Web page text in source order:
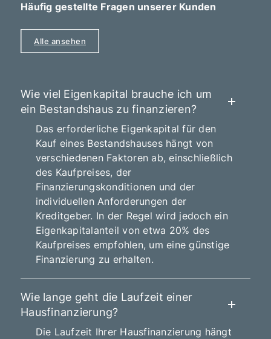
Häufig gestellte Fragen unserer Kunden
Alle ansehen
Wie viel Eigenkapital brauche ich um
ein Bestandshaus zu finanzieren?
Das erforderliche Eigenkapital für den
Kauf eines Bestandshauses hängt von
verschiedenen Faktoren ab, einschließlich
des Kaufpreises, der
Finanzierungskonditionen und der
individuellen Anforderungen der
Kreditgeber. In der Regel wird jedoch ein
Eigenkapitalanteil von etwa 20% des
Kaufpreises empfohlen, um eine günstige
Finanzierung zu erhalten.
Wie lange geht die Laufzeit einer
Hausfinanzierung?
Die Laufzeit Ihrer Hausfinanzierung hängt